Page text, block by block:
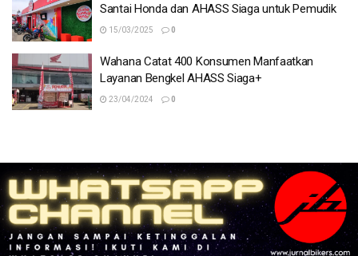
Santai Honda dan AHASS Siaga untuk Pemudik
15/03/2025 0
Wahana Catat 400 Konsumen Manfaatkan
Layanan Bengkel AHASS Siaga+
23/04/2024 0